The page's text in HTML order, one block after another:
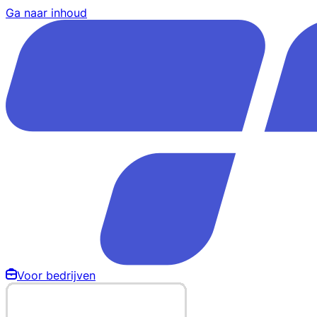
Ga naar inhoud
Voor bedrijven